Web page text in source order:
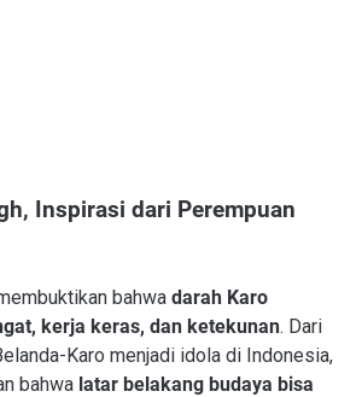
Inspirasi dari Perempuan
bahwa darah Karo
kerja keras, dan ketekunan. Dari
Karo menjadi idola di Indonesia,
bahwa latar belakang budaya bisa